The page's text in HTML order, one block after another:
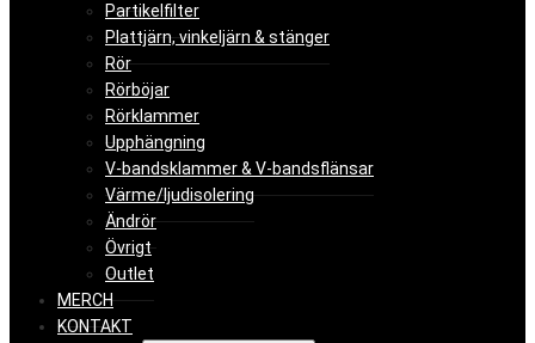
Partikelfilter
Plattjärn, vinkeljärn & stänger
Rör
Rörböjar
Rörklammer
Upphängning
V-bandsklammer & V-bandsflänsar
Värme/ljudisolering
Ändrör
Övrigt
Outlet
MERCH
KONTAKT